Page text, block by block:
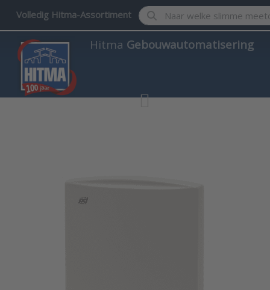
Volledig Hitma-Assortiment Enter a search term.
Hitma Gebouwautomatisering